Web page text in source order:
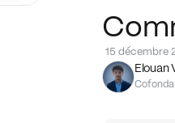
15 décembre
Elouan